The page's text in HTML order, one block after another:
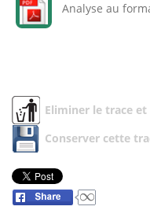
Analyse au
Eliminer le trace
Conserver cette